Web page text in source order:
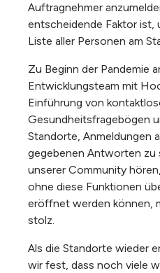
Auftragnehmer
entscheidende Faktor ist,
Liste aller Personen am
Zu Beginn der Pandemie
Entwicklungsteam mit
Einführung von
Gesundheitsfragebögen
Standorte, Anmeldungen
gegebenen Antworten zu
unserer Community
ohne diese Funktionen
eröffnet werden können,
stolz.
Als die Standorte wieder
wir fest, dass noch viele